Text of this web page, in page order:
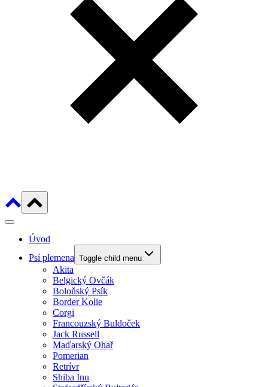
Úvod
Psí plemena Toggle child menu
Akita
Belgický Ovčák
Boloňský Psík
Border Kolie
Corgi
Francouzský Buldoček
Jack Russell
Maďarský Ohař
Pomerian
Retrívr
Shiba Inu